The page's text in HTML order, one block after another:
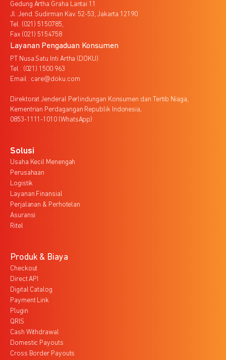
Gedung Artha Graha Lantai 11
Jl. Jend. Sudirman Kav. 52-53, Jakarta 12190
Tel. (021) 5150785,
Fax (021) 5154758
Layanan Pengaduan Konsumen
PT Nusa Satu Inti Artha (DOKU)
Tel : (021) 1500 963
Email : care@doku.com
Direktorat Jenderal Perlindungan Konsumen dan Tertib Niaga,
Kementrian Perdagangan Republik Indonesia,
0853-1111-1010 (WhatsApp)
Solusi
Usaha Kecil Menengah
Perusahaan
Logistik
Layanan Finansial
Perjalanan & Perhotelan
Asuransi
Ritel
Produk & Biaya
Checkout
Direct API
Digital Catalog
Payment Link
Plugin
QRIS
Cash Withdrawal
Domestic Payouts
Cross Border Payouts